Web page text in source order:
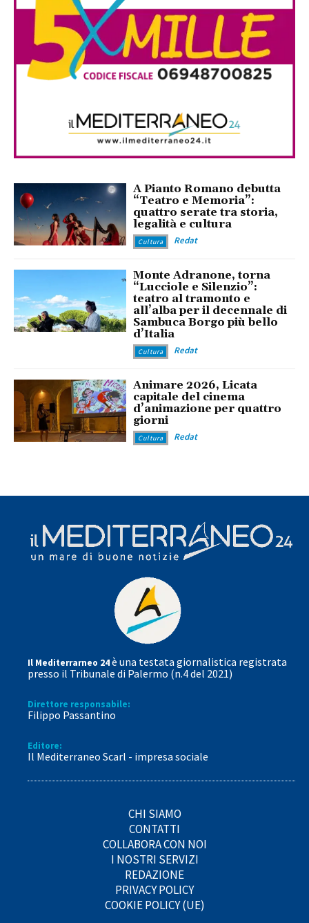
A Pianto Romano debutta
“Teatro e Memoria”:
quattro serate tra storia,
legalità e cultura
Cultura Redat
Monte Adranone, torna
“Lucciole e Silenzio”:
teatro al tramonto e
all’alba per il decennale di
Sambuca Borgo più bello
d’Italia
Cultura Redat
Animare 2026, Licata
capitale del cinema
d’animazione per quattro
giorni
Cultura Redat
Il Mediterrarneo 24è una testata giornalistica registrata
presso il Tribunale di Palermo (n.4 del 2021)
Direttore responsabile:
Filippo Passantino
Editore:
Il Mediterraneo Scarl - impresa sociale
CHI SIAMO
CONTATTI
COLLABORA CON NOI
I NOSTRI SERVIZI
REDAZIONE
PRIVACY POLICY
COOKIE POLICY (UE)